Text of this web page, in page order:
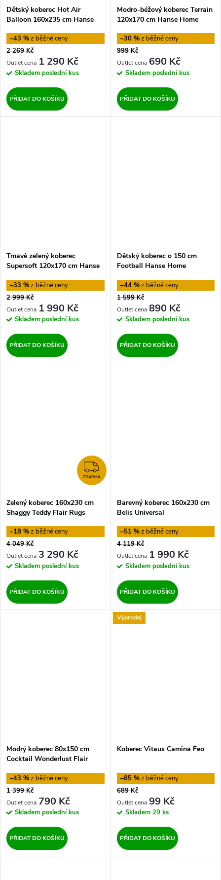
Dětský koberec Hot Air
Balloon 160x235 cm Hanse
–43 %
2 269 Kč
1 290 Kč
Skladem poslední kus
PŘIDAT DO KOŠÍKU
Modro-béžový koberec Terrain
120x170 cm Hanse Home
–30 %
999 Kč
690 Kč
Skladem poslední kus
PŘIDAT DO KOŠÍKU
Tmavě zelený koberec
Supersoft 120x170 cm Hanse
–33 %
2 999 Kč
1 990 Kč
Skladem poslední kus
PŘIDAT DO KOŠÍKU
Dětský koberec o 150 cm
Football Hanse Home
–44 %
1 599 Kč
890 Kč
Skladem poslední kus
PŘIDAT DO KOŠÍKU
ZDARMA
ZDARMA
Zelený koberec 160x230 cm
Shaggy Teddy Flair Rugs
–18 %
4 049 Kč
3 290 Kč
Skladem poslední kus
PŘIDAT DO KOŠÍKU
Barevný koberec 160x230 cm
Belis Universal
–51 %
4 119 Kč
1 990 Kč
Skladem poslední kus
PŘIDAT DO KOŠÍKU
Modrý koberec 80x150 cm
Cocktail Wonderlust Flair
–43 %
1 399 Kč
790 Kč
Skladem poslední kus
PŘIDAT DO KOŠÍKU
Výprodej
Koberec Vitaus Camina Feo
–85 %
689 Kč
99 Kč
Skladem 29 ks
PŘIDAT DO KOŠÍKU